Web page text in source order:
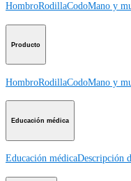
HombroRodillaCodoMano y
Producto
HombroRodillaCodoMano y
Educación médica
Educación médicaDescripción